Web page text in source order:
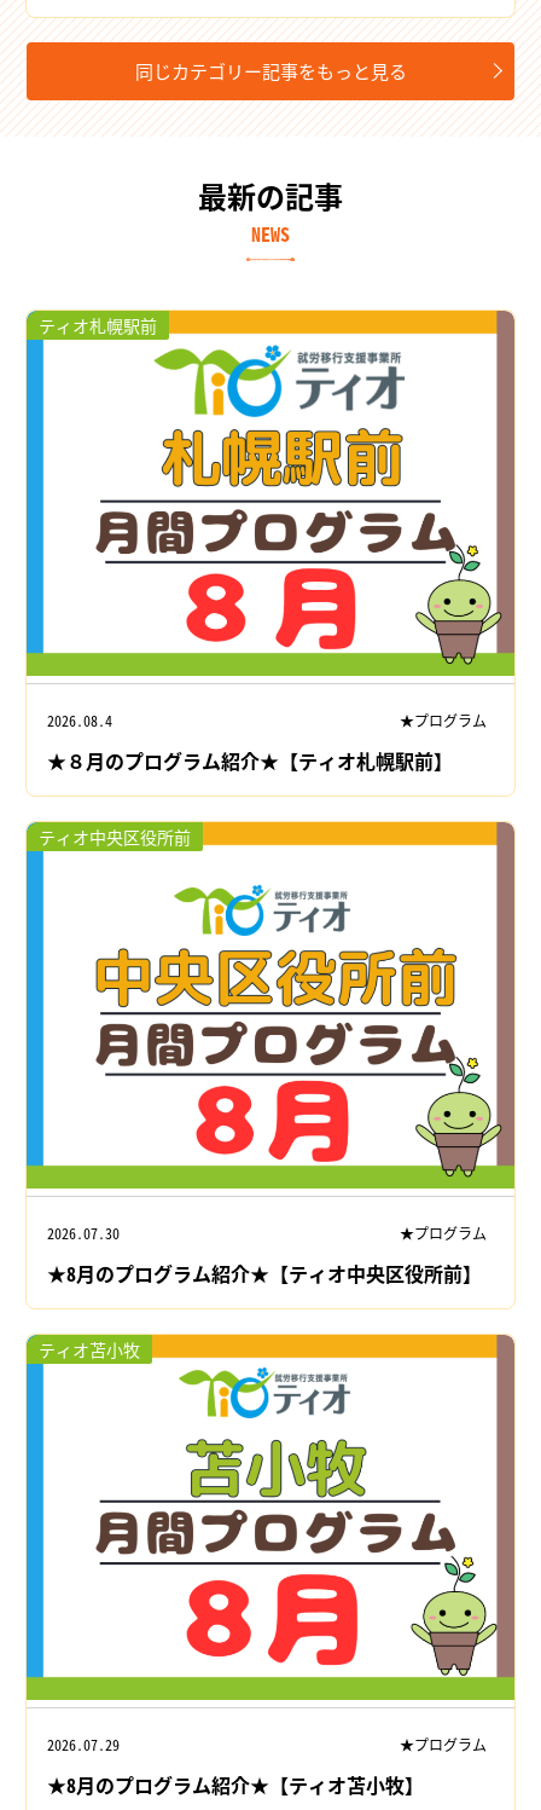
同じカテゴリー記事をもっと見る
最新の記事
NEWS
ティオ札幌駅前
2026.08.4 ★プログラム
★８月のプログラム紹介★【ティオ札幌駅前】
ティオ中央区役所前
2026.07.30 ★プログラム
★8月のプログラム紹介★【ティオ中央区役所前】
ティオ苫小牧
2026.07.29 ★プログラム
★8月のプログラム紹介★【ティオ苫小牧】